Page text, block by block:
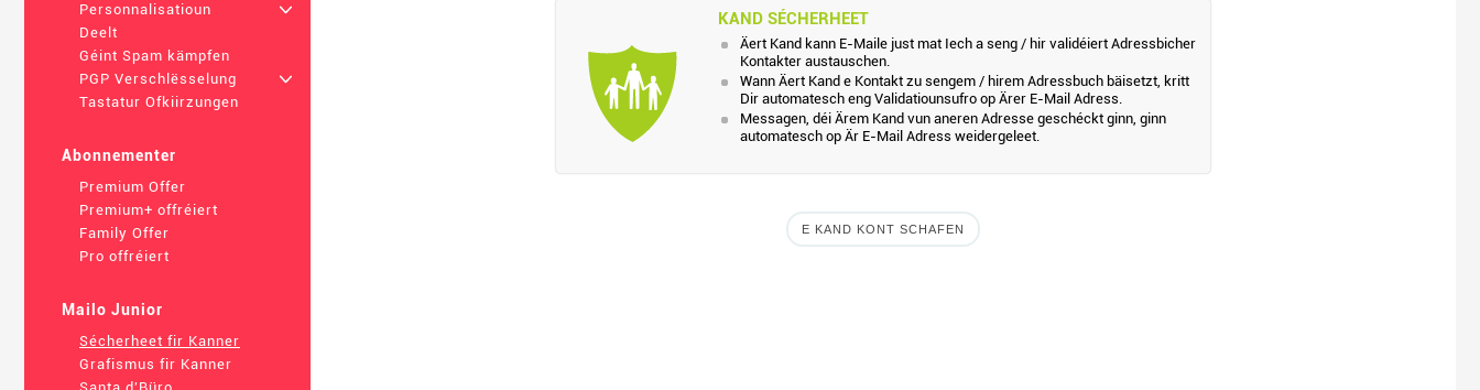
Personnalisatioun
+
Deelt
Géint Spam kämpfen
PGP Verschlësselung
+
Tastatur Ofkiirzungen
Abonnementer
Premium Offer
Premium+ offréiert
Family Offer
Pro offréiert
Mailo Junior
Sécherheet fir Kanner
Grafismus fir Kanner
KAND SÉCHERHEET
Äert Kand kann E-Maile just mat Iech a seng / hir validéiert Adressbicher
Kontakter austauschen.
Wann Äert Kand e Kontakt zu sengem / hirem Adressbuch bäisetzt, kritt
Dir automatesch eng Validatiounsufro op Ärer E-Mail Adress.
Messagen, déi Ärem Kand vun aneren Adresse geschéckt ginn, ginn
automatesch op Är E-Mail Adress weidergeleet.
E KAND KONT SCHAFEN